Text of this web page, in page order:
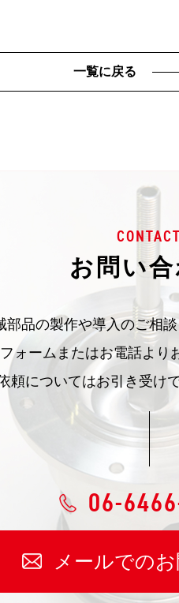
一覧に戻る
CONTACT
お問い
部品の製作や導入のご相談
ォームまたはお電話より
についてはお引き受け
06-
メールでの